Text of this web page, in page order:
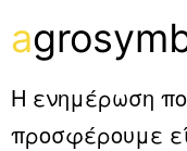
a
Η ενημέρωση
προσφέρουμε